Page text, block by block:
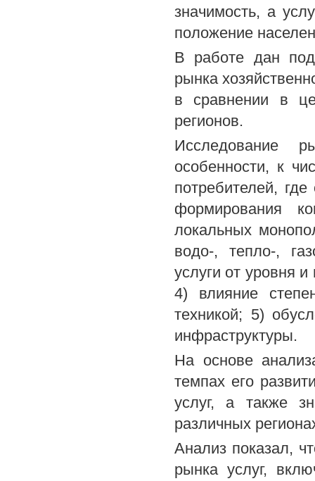
значимость, а
положение
В работе дан
рынка
в сравнении в
регионов.
Исследование
особенности, к
потребителей,
формирования
локальных
водо-, тепло-,
услуги от уровня
4) влияние
техникой; 5)
инфраструктуры.
На основе
темпах его
услуг, а также
различных
Анализ показал,
рынка услуг,